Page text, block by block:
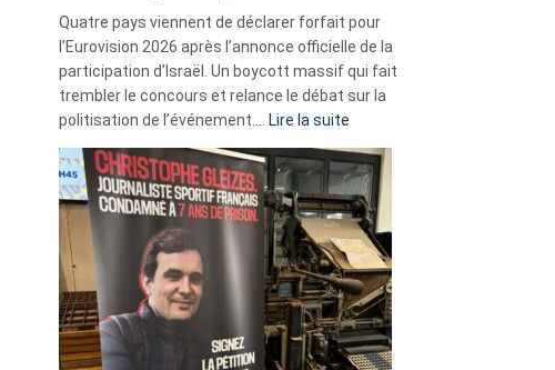
Quatre pays viennent de déclarer forfait pour
l’Eurovision 2026 après l’annonce officielle de la
participation d’Israël. Un boycott massif qui fait
trembler le concours et relance le débat sur la
politisation de l’événement.…
Lire la suite
Eurovision
2026
:
Pays-
Bas,
Espagne,
Irlande
et
Slovénie